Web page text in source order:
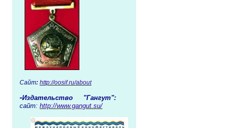
Сайт: http://oosif.ru/about
-Издательство "Гангут":
сайт: http://www.gangut.su/